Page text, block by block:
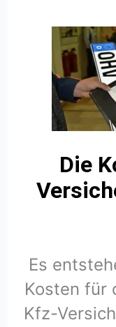
Die
Es
Kosten für
Kfz-